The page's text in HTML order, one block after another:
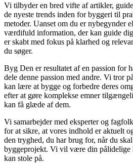
Vi tilbyder en bred vifte af artikler,
de nyeste trends inden for byggeri til
metoder. Uanset om du er nybegynder
værdifuld information, der kan guide
er skabt med fokus på klarhed og
du søger.
Byg Den er resultatet af en passion for
dele denne passion med andre. Vi tror
kan lære at bygge og forbedre deres
efter at gøre komplekse emner
kan få glæde af dem.
Vi samarbejder med eksperter og
for at sikre, at vores indhold er aktuelt
den tryghed, du har brug for, når du
byggeprojekt. Vi vil være din pålidelige
kan stole på.